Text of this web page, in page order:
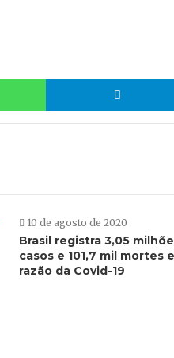
WhatsApp
10 de agosto de 2020
Brasil registra 3,05
casos e 101,7 mil mortes
razão da Covid-19